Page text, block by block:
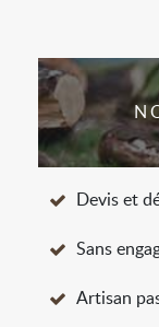
Devis et
Sans
Artisan